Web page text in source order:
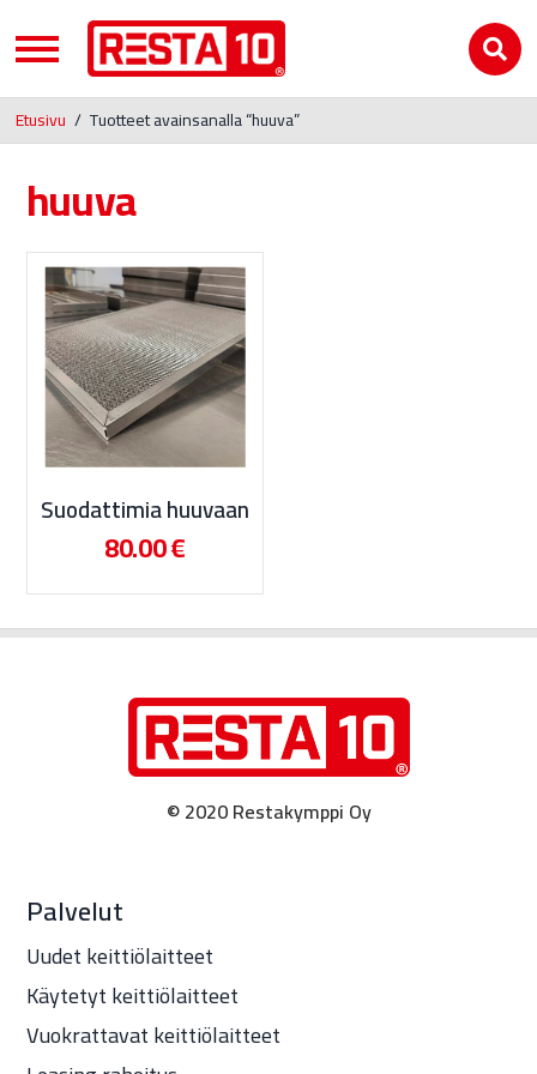
Etusivu / Tuotteet avainsanalla “huuva”
huuva
Suodattimia huuvaan
80.00€
© 2020 Restakymppi Oy
Palvelut
Uudet keittiölaitteet
Käytetyt keittiölaitteet
Vuokrattavat keittiölaitteet